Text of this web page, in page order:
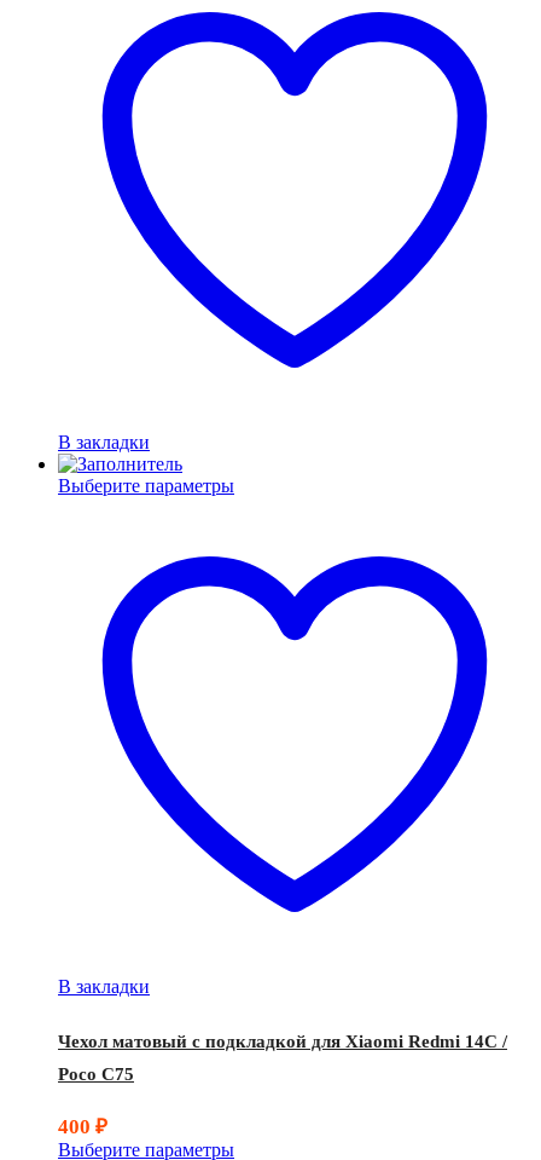
В закладки
Выберите параметры
В закладки
Чехол матовый с подкладкой для Xiaomi Redmi 14C /
Poco C75
400 ₽
Выберите параметры